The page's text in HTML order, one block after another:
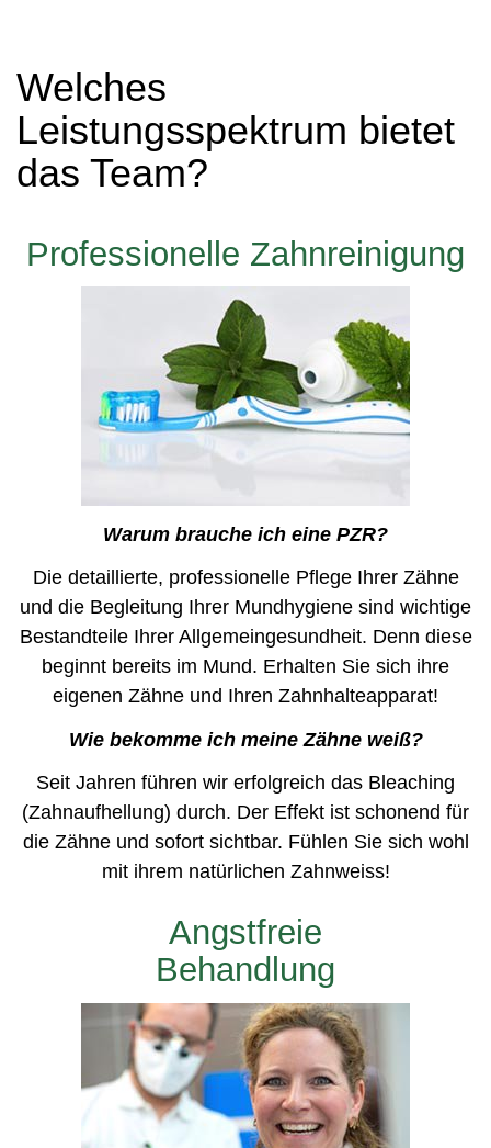
Welches
Leistungsspektrum bietet
das Team?
Professionelle Zahnreinigung
Warum brauche ich eine PZR?
Die detaillierte, professionelle Pflege Ihrer Zähne
und die Begleitung Ihrer Mundhygiene sind wichtige
Bestandteile Ihrer Allgemeingesundheit. Denn diese
beginnt bereits im Mund. Erhalten Sie sich ihre
eigenen Zähne und Ihren Zahnhalteapparat!
Wie bekomme ich meine Zähne weiß?
Seit Jahren führen wir erfolgreich das Bleaching
(Zahnaufhellung) durch. Der Effekt ist schonend für
die Zähne und sofort sichtbar. Fühlen Sie sich wohl
mit ihrem natürlichen Zahnweiss!
Angstfreie
Behandlung